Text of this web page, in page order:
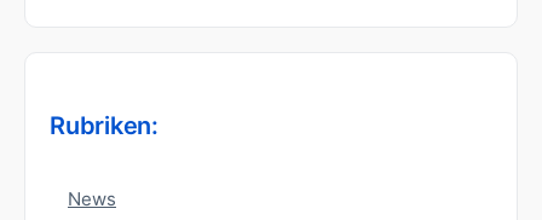
Rubriken:
News